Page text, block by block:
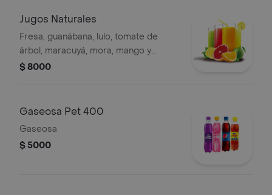
Jugos Naturales
Fresa, guanábana, lulo, tomate de
árbol, maracuyá, mora, mango y
borojó. (agua o leche)
$ 8000
Gaseosa Pet 400
Gaseosa
$ 5000